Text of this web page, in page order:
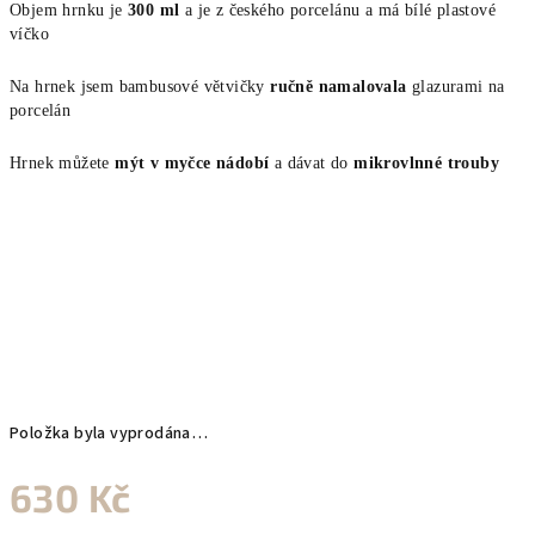
Objem hrnku je 300 ml a je z českého porcelánu a má bílé plastové
víčko
Na hrnek jsem bambusové větvičkyručně namalovala glazurami na
porcelán
Hrnek můžetemýt v myčce nádobí a dávat domikrovlnné trouby
Položka byla vyprodána…
630 Kč